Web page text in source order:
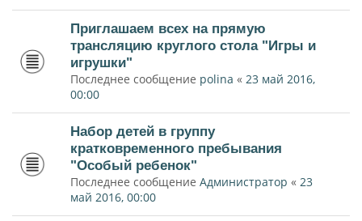
Приглашаем всех на прямую
трансляцию круглого стола "Игры и
игрушки"
Последнее сообщение polina « 23 май 2016,
00:00
Набор детей в группу
кратковременного пребывания
"Особый ребенок"
Последнее сообщение Администратор « 23
май 2016, 00:00